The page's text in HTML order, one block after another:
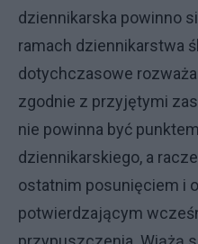
dziennikarska powinno
ramach dziennikarstwa
dotychczasowe
zgodnie z przyjętymi
nie powinna być
dziennikarskiego, a
ostatnim posunięciem i
potwierdzającym